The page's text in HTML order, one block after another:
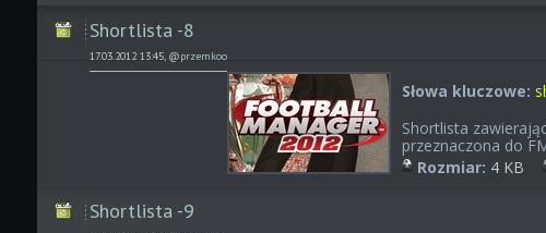
Shortlista -8
17.03.2012 13:45, @przemkoo
Słowa kluczowe:
Shortlista
przeznaczona do
Rozmiar: 4 KB
Shortlista -9